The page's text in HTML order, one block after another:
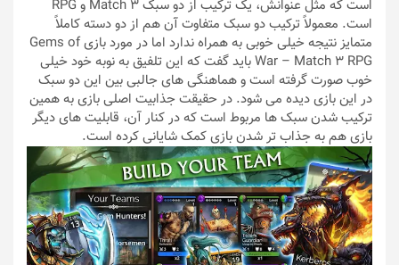
است که مثل عنوانش، یک ترکیب از دو سبک Match 3 و RPG
است. معمولاً ترکیب دو سبک متفاوت آن هم از دو دسته کاملاً
متمایز نتیجه خیلی خوبی به همراه ندارد اما در مورد بازی Gems of
War – Match 3 RPG باید گفت که این تلفیق به نوبه خود خیلی
خوب صورت گرفته است و هماهنگی های جالبی بین این دو سبک
در این بازی دیده می شود. در حقیقت جذابیت اصلی بازی به همین
ترکیب شدن سبک ها مربوط است که در کنار آن، قابلیت های دیگر
بازی هم به جذاب تر شدن بازی کمک شایانی کرده است.